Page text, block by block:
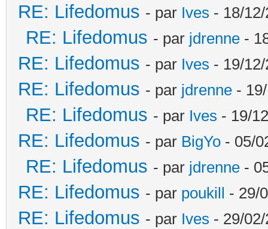
RE: Lifedomus - par Ives - 18/
RE: Lifedomus - par jdrenne -
RE: Lifedomus - par Ives - 19/
RE: Lifedomus - par jdrenne -
RE: Lifedomus - par Ives - 19/
RE: Lifedomus - par BigYo - 05/
RE: Lifedomus - par jdrenne -
RE: Lifedomus - par poukill - 29/
RE: Lifedomus - par Ives - 29/